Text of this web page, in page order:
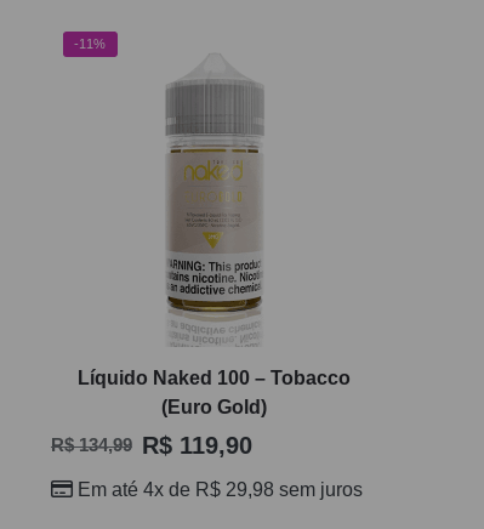
-11%
Líquido Naked 100 – Tobacco
(Euro Gold)
R$134,99 R$119,90
Em até 4x de R$29,98 sem juros